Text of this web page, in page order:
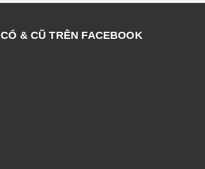
CỔ & CŨ TRÊN FACEBOOK